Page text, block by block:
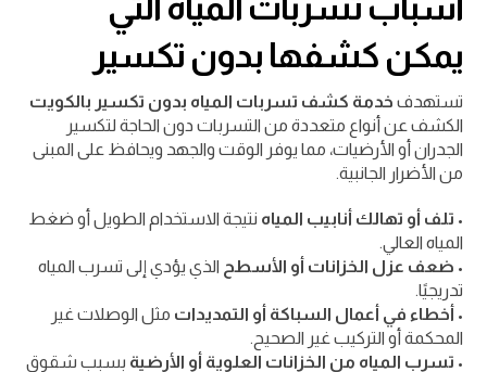
يمكن كشفها بدون تكسير
تستهدف خدمة كشف تسربات المياه بدون تكسير بالكويت
الكشف عن أنواع متعددة من التسربات دون الحاجة لتكسير
الجدران أو الأرضيات، مما يوفر الوقت والجهد ويحافظ على المبنى
من الأضرار الجانبية.
• تلف أو تهالك أنابيب المياه نتيجة الاستخدام الطويل أو ضغط
المياه العالي.
• ضعف عزل الخزانات أو الأسطح الذي يؤدي إلى تسرب المياه
تدريجيًا.
• أخطاء في أعمال السباكة أو التمديدات مثل الوصلات غير
المحكمة أو التركيب غير الصحيح.
• تسرب المياه من الخزانات العلوية أو الأرضية بسبب شقوق